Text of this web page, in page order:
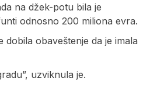
na džek-potu bila je
odnosno 200 miliona evra.
dobila obaveštenje da je imala
uzviknula je.